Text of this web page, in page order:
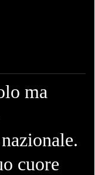
ma
cuore